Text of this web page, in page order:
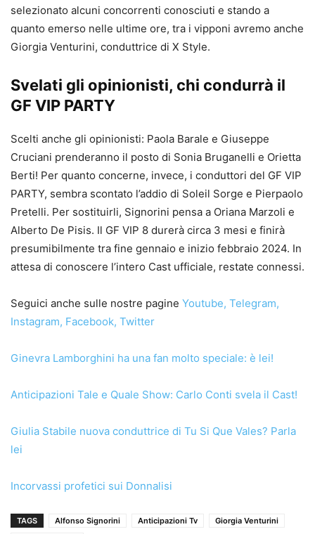
selezionato alcuni concorrenti conosciuti e stando a
quanto emerso nelle ultime ore, tra i vipponi avremo anche
Giorgia Venturini, conduttrice di X Style.
Svelati gli opinionisti, chi condurrà il
GF VIP PARTY
Scelti anche gli opinionisti: Paola Barale e Giuseppe
Cruciani prenderanno il posto di Sonia Bruganelli e Orietta
Berti! Per quanto concerne, invece, i conduttori del GF VIP
PARTY, sembra scontato l’addio di Soleil Sorge e Pierpaolo
Pretelli. Per sostituirli, Signorini pensa a Oriana Marzoli e
Alberto De Pisis. Il GF VIP 8 durerà circa 3 mesi e finirà
presumibilmente tra fine gennaio e inizio febbraio 2024. In
attesa di conoscere l’intero Cast ufficiale, restate connessi.
Seguici anche sulle nostre pagine Youtube, Telegram,
Instagram, Facebook, Twitter
Ginevra Lamborghini ha una fan molto speciale: è lei!
Anticipazioni Tale e Quale Show: Carlo Conti svela il Cast!
Giulia Stabile nuova conduttrice di Tu Si Que Vales? Parla
lei
Incorvassi profetici sui Donnalisi
TAGS Alfonso Signorini Anticipazioni Tv
Giorgia Venturini